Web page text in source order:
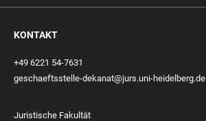
KONTAKT
+49 6221 54-7631
geschaeftsstelle-dekanat@jurs.uni-heidelberg.de
Juristische Fakultät